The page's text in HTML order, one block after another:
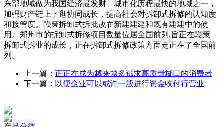
东部地域做为我国经济最发财、城市化历程最快的地域之一，
加强财产链上下逛协同成长，提高社会对拆卸式拆修的认知度
和接管度。鞭策拆卸式拆批改在新建建建和既有建建中的使
用。郑州市的拆卸式拆修项目数量位居全国前列,旨正在鞭策
拆卸式拆业的成长，正在拆卸式拆修政策方面走正在了全国前
列。
上一篇： 正正在成为越来越多逃求高质量糊口的消费者
下一篇： 以便企业可以或许一般进行资金收付行营业